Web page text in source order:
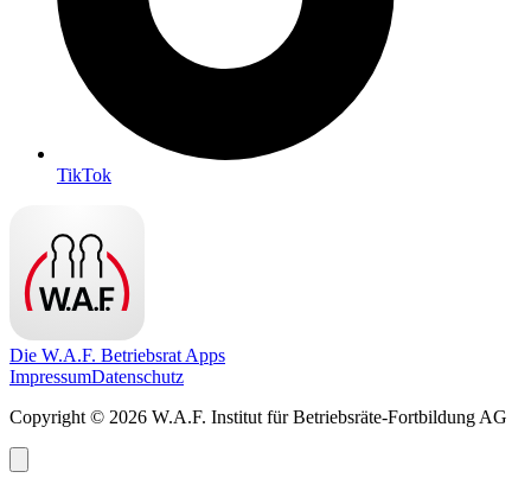
TikTok
Die W.A.F. Betriebsrat Apps
ImpressumDatenschutz
Copyright © 2026 W.A.F. Institut für Betriebsräte-Fortbildung AG